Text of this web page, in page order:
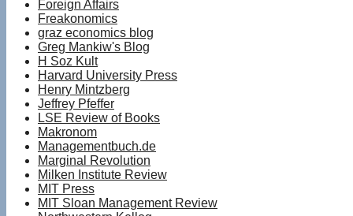
Foreign Affairs
Freakonomics
graz economics blog
Greg Mankiw's Blog
H Soz Kult
Harvard University Press
Henry Mintzberg
Jeffrey Pfeffer
LSE Review of Books
Makronom
Managementbuch.de
Marginal Revolution
Milken Institute Review
MIT Press
MIT Sloan Management Review